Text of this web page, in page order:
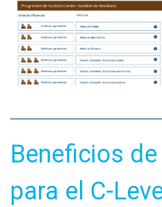
Beneficios
para el C-